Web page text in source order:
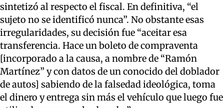
sintetizó al respecto el fiscal. En definitiva, “el
sujeto no se identificó nunca”. No obstante esas
irregularidades, su decisión fue “aceitar esa
transferencia. Hace un boleto de compraventa
[incorporado a la causa, a nombre de “Ramón
Martínez” y con datos de un conocido del doblador
de autos] sabiendo de la falsedad ideológica, toma
el dinero y entrega sin más el vehículo que luego fue